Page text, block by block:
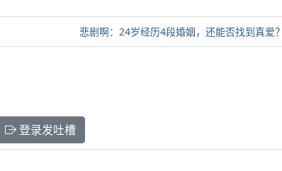
悲剧啊：24岁经历4段婚姻，还能否找到真爱？
登录发吐槽